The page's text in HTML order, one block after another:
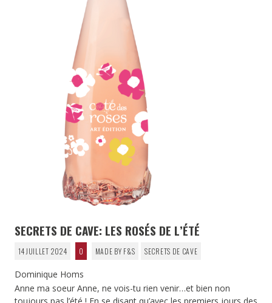
SECRETS DE CAVE: LES ROSÉS DE L’ÉTÉ
14 JUILLET 2024 0 MADE BY F&S SECRETS DE CAVE
Dominique Homs
Anne ma soeur Anne, ne vois-tu rien venir…et bien non